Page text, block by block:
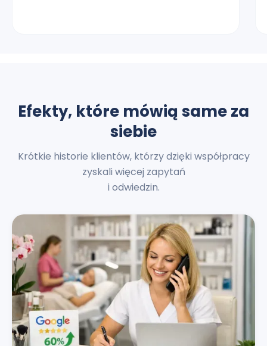
Efekty, które mówią same za
siebie
Krótkie historie klientów, którzy dzięki współpracy
zyskali więcej zapytań
i odwiedzin.